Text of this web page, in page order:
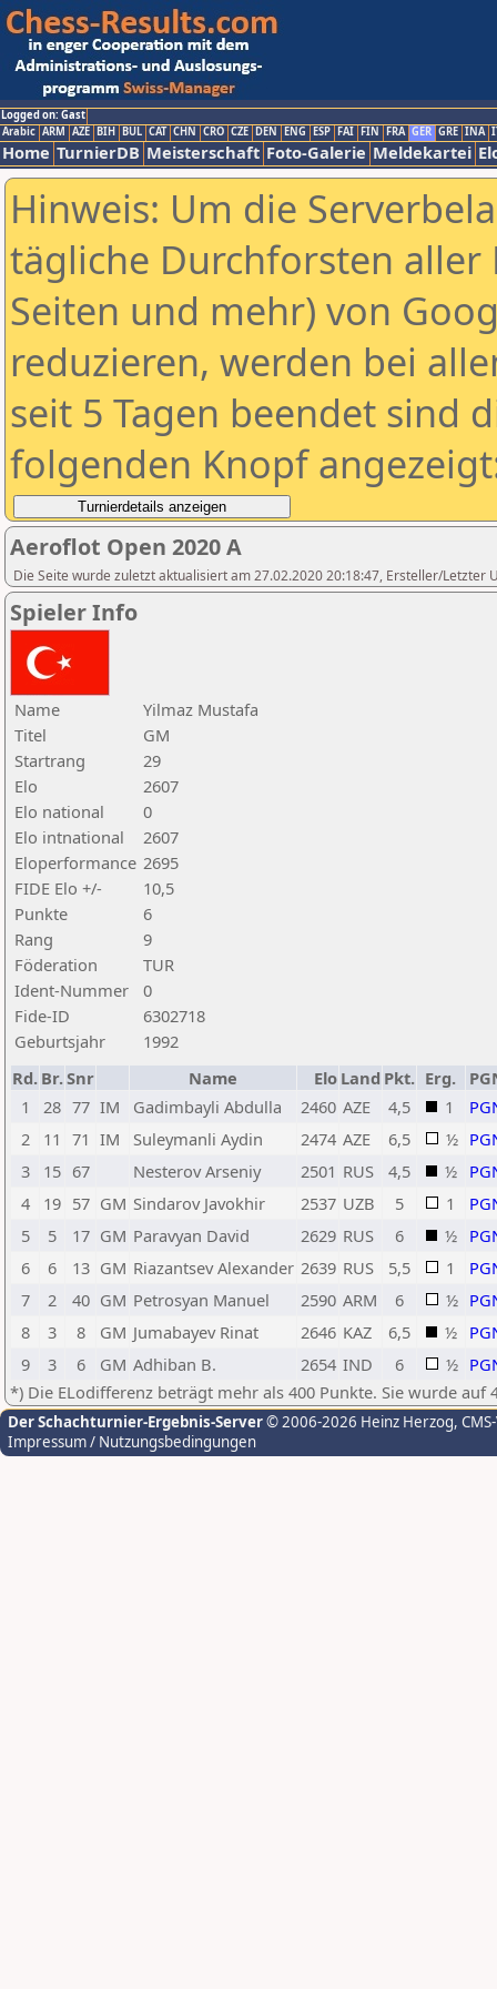
Logged on: Gast
Arabic ARM AZE BIH BUL CAT CHN CRO CZE DEN ENG ESP FAI FIN FRA GER GRE INA
Home TurnierDB Meisterschaft Foto-Galerie Meldekartei
Hinweis: Um die
tägliche Durchforsten aller
Seiten und mehr) von
reduzieren, werden bei
seit 5 Tagen beendet sind
folgenden Knopf
Aeroflot Open 2020 A
Die Seite wurde zuletzt aktualisiert am 27.02.2020 20:18:47, Ersteller/Letzter
Spieler Info
Name
Yilmaz Mustafa
Titel
GM
Startrang
29
Elo
2607
Elo national
0
Elo intnational
2607
Eloperformance 2695
FIDE Elo +/-
10,5
Punkte
6
Rang
9
Föderation
TUR
Ident-Nummer
0
Fide-ID
6302718
Geburtsjahr
1992
Rd. Br.Snr Name Elo Land Pkt. Erg.
1
28 77 IM Gadimbayli Abdulla 2460 AZE 4,5 1
2
11 71 IM Suleymanli Aydin 2474 AZE 6,5 ½
3
15 67 Nesterov Arseniy 2501 RUS 4,5 ½
4
19 57 GM Sindarov Javokhir 2537 UZB 5 1
5
5 17 GM Paravyan David 2629 RUS 6 ½
6
6 13 GM Riazantsev Alexander 2639 RUS 5,5 1
7
2 40 GM Petrosyan Manuel 2590 ARM 6 ½
8
3 8 GM Jumabayev Rinat 2646 KAZ 6,5 ½
9
3 6 GM Adhiban B. 2654 IND 6 ½
*) Die ELodifferenz beträgt mehr als 400 Punkte. Sie wurde auf
Der Schachturnier-Ergebnis-Server© 2006-2026 Heinz Herzog,
Impressum / Nutzungsbedingungen